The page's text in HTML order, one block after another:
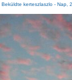
Beküldte kerteszlaszlo - Nap,